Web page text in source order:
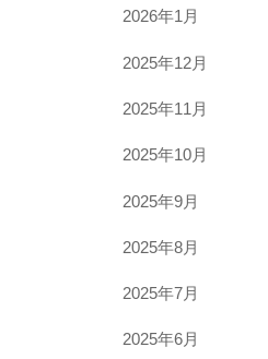
2026年1月
2025年12月
2025年11月
2025年10月
2025年9月
2025年8月
2025年7月
2025年6月